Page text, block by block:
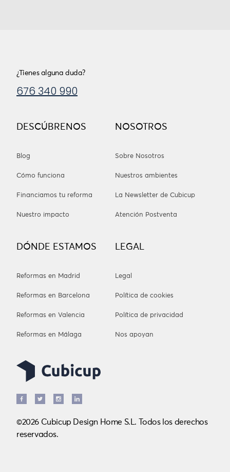
DESCÚBRENOS
Blog
Cómo funciona
Financiamos tu reforma
Nuestro impacto
NOSOTROS
Sobre Nosotros
Nuestros ambientes
La Newsletter de Cubicup
Atención Postventa
DÓNDE ESTAMOS
Reformas en Madrid
Reformas en Barcelona
Reformas en Valencia
Reformas en Málaga
LEGAL
Legal
Política de cookies
Política de privacidad
Nos apoyan
¿Tienes alguna duda?
676 340 990
©2026 Cubicup Design Home S.L. Todos los derechos
reservados.